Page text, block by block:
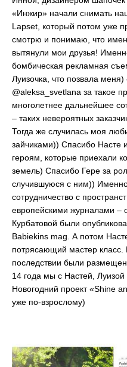
«Инжир» начали снимать
Lapset, который потом уже
смотрю и понимаю, что
вытянули мои друзья!
бомбическая рекламная
Луизочка, что позвала
@aleksa_svetlana за такое
многолетнее дальнейшее
– таких невероятных
Тогда же случилась моя
зайчиками)) Спасибо Насте
героям, которые приехали
земель) Спасибо Гере за
случившуюся с ним))
сотрудничество с
европейскими журналами –
Курбатовой были
Babiekins mag. А потом
потрясающий мастер класс.
последствии были
14 года мы с Настей,
Новогодний проект «Shine
уже по-взрослому)